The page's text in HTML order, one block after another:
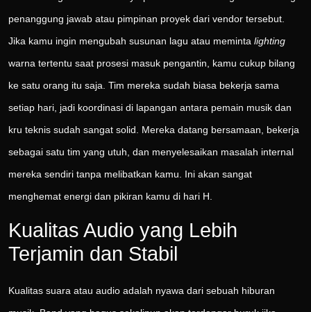
penanggung jawab atau pimpinan proyek dari vendor tersebut.
Jika kamu ingin mengubah susunan lagu atau meminta lighting
warna tertentu saat prosesi masuk pengantin, kamu cukup bilang
ke satu orang itu saja. Tim mereka sudah biasa bekerja sama
setiap hari, jadi koordinasi di lapangan antara pemain musik dan
kru teknis sudah sangat solid. Mereka datang bersamaan, bekerja
sebagai satu tim yang utuh, dan menyelesaikan masalah internal
mereka sendiri tanpa melibatkan kamu. Ini akan sangat
menghemat energi dan pikiran kamu di hari H.
Kualitas Audio yang Lebih
Terjamin dan Stabil
Kualitas suara atau audio adalah nyawa dari sebuah hiburan